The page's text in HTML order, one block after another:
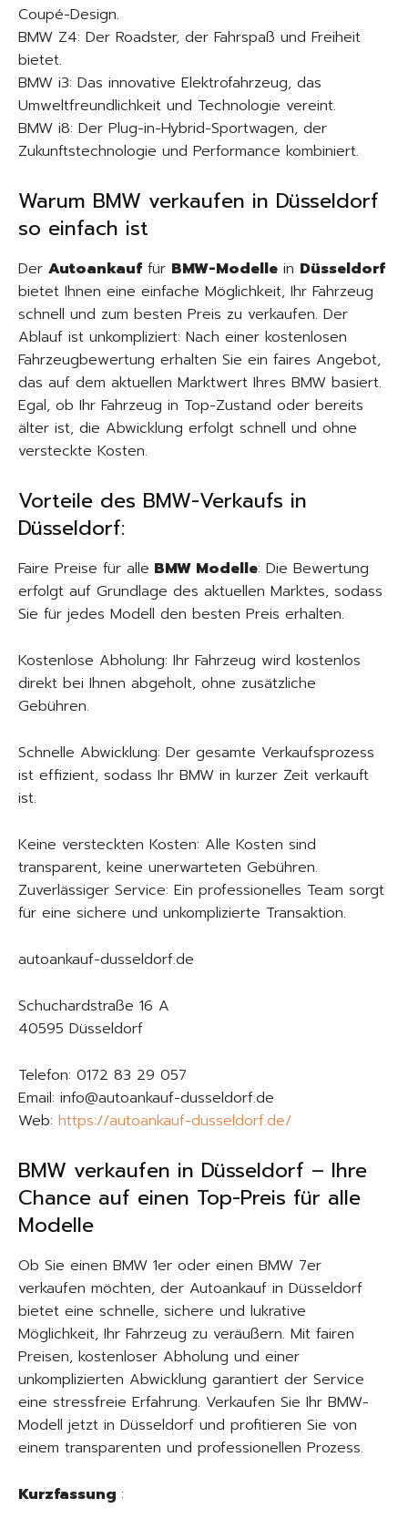
Coupé-Design.
BMW Z4: Der Roadster, der Fahrspaß und Freiheit
bietet.
BMW i3: Das innovative Elektrofahrzeug, das
Umweltfreundlichkeit und Technologie vereint.
BMW i8: Der Plug-in-Hybrid-Sportwagen, der
Zukunftstechnologie und Performance kombiniert.
Warum BMW verkaufen in Düsseldorf
so einfach ist
Der Autoankauf für BMW-Modelle in Düsseldorf
bietet Ihnen eine einfache Möglichkeit, Ihr Fahrzeug
schnell und zum besten Preis zu verkaufen. Der
Ablauf ist unkompliziert: Nach einer kostenlosen
Fahrzeugbewertung erhalten Sie ein faires Angebot,
das auf dem aktuellen Marktwert Ihres BMW basiert.
Egal, ob Ihr Fahrzeug in Top-Zustand oder bereits
älter ist, die Abwicklung erfolgt schnell und ohne
versteckte Kosten.
Vorteile des BMW-Verkaufs in
Düsseldorf:
Faire Preise für alle BMW Modelle: Die Bewertung
erfolgt auf Grundlage des aktuellen Marktes, sodass
Sie für jedes Modell den besten Preis erhalten.
Kostenlose Abholung: Ihr Fahrzeug wird kostenlos
direkt bei Ihnen abgeholt, ohne zusätzliche
Gebühren.
Schnelle Abwicklung: Der gesamte Verkaufsprozess
ist effizient, sodass Ihr BMW in kurzer Zeit verkauft
ist.
Keine versteckten Kosten: Alle Kosten sind
transparent, keine unerwarteten Gebühren.
Zuverlässiger Service: Ein professionelles Team sorgt
für eine sichere und unkomplizierte Transaktion.
autoankauf-dusseldorf.de
Schuchardstraße 16 A
40595 Düsseldorf
Telefon: 0172 83 29 057
Email: info@autoankauf-dusseldorf.de
Web: https://autoankauf-dusseldorf.de/
BMW verkaufen in Düsseldorf – Ihre
Chance auf einen Top-Preis für alle
Modelle
Ob Sie einen BMW 1er oder einen BMW 7er
verkaufen möchten, der Autoankauf in Düsseldorf
bietet eine schnelle, sichere und lukrative
Möglichkeit, Ihr Fahrzeug zu veräußern. Mit fairen
Preisen, kostenloser Abholung und einer
unkomplizierten Abwicklung garantiert der Service
eine stressfreie Erfahrung. Verkaufen Sie Ihr BMW-
Modell jetzt in Düsseldorf und profitieren Sie von
einem transparenten und professionellen Prozess.
Kurzfassung :